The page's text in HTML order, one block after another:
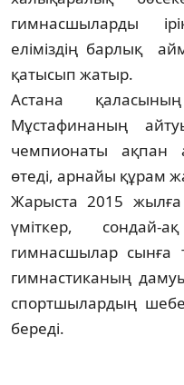
гимнасшыларды
еліміздің барлық
қаты­сып жатыр.
Астана
Мұстафинаның
чемпионаты ақпан
өтеді, арнайы құрам
Жарыста 2015 жылға
үміткер,
гимнасшылар сынға
гимнастиканың
спортшылардың
береді.